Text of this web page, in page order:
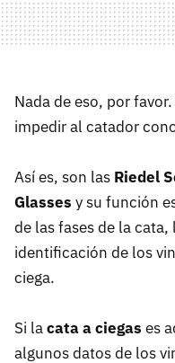
Nada de eso, por
impedir al catador
Así es, son las Riedel
Glasses y su función
de las fases de la
identificación de los
ciega.
Si lacata a ciegas es
algunos datos de los